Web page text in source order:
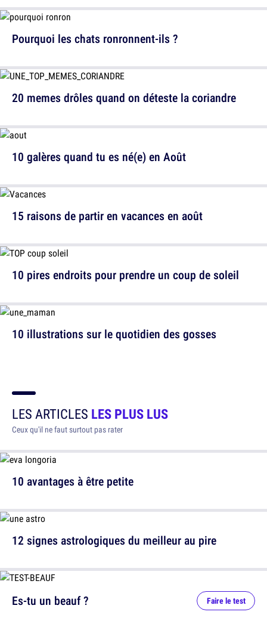
Pourquoi les chats ronronnent-ils ?
10 galères quand tu es né(e) en Août
10 pires endroits pour prendre un coup de soleil
20 memes drôles quand on déteste la coriandre
15 raisons de partir en vacances en août
10 illustrations sur le quotidien des gosses
LES ARTICLES LES PLUS LUS
Ceux qu'il ne faut surtout pas rater
10 avantages à être petite
12 signes astrologiques du meilleur au pire
Es-tu un beauf ? Faire le test